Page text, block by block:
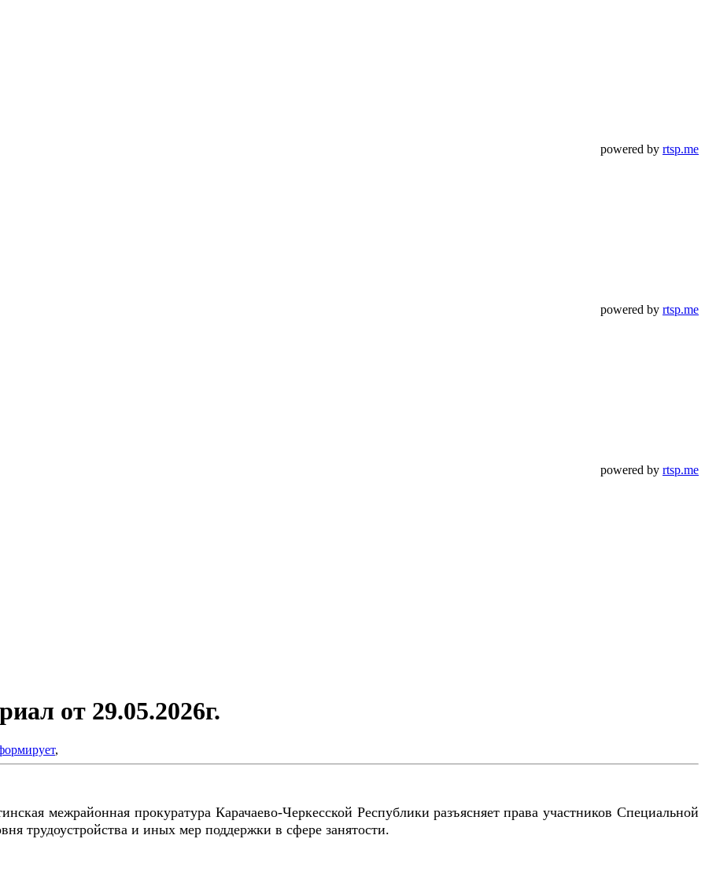
powered by rtsp.me
powered by rtsp.me
powered by rtsp.me
от 29.05.2026г.
,
межрайонная прокуратура Карачаево-Черкесской Республики разъясняет права участников Специальной
трудоустройства и иных мер поддержки в сфере занятости.